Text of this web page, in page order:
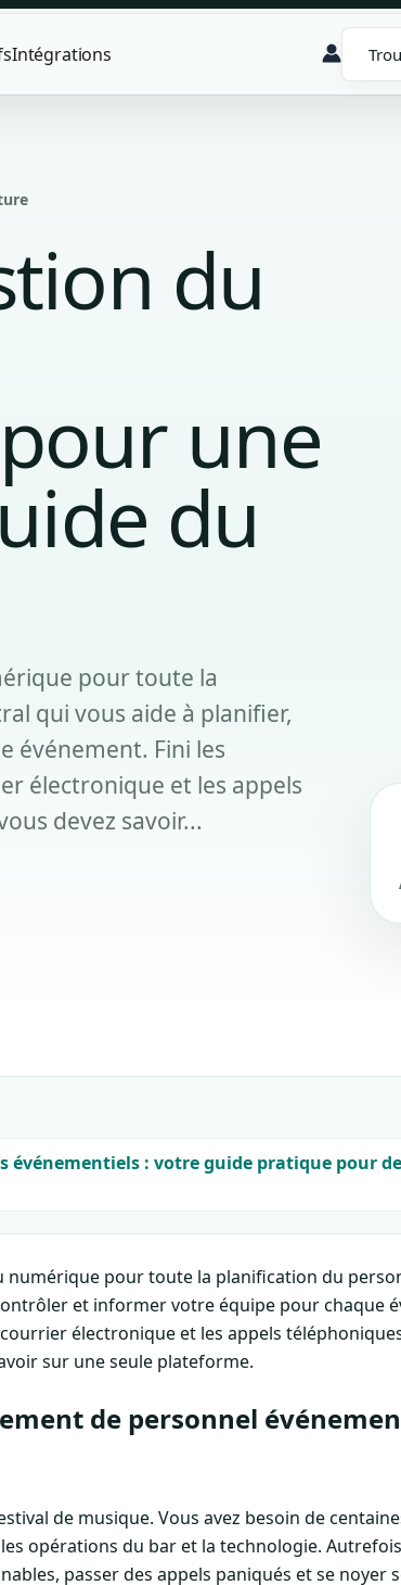
Intégrations
du
une
du
pour toute la
qui vous aide à planifier,
événement. Fini les
électronique et les appels
devez savoir...
: votre guide pratique pour
numérique pour toute la planification du
et informer votre équipe pour chaque
électronique et les appels
sur une seule plateforme.
de personnel
de musique. Vous avez besoin de
opérations du bar et la technologie.
passer des appels paniqués et se noyer